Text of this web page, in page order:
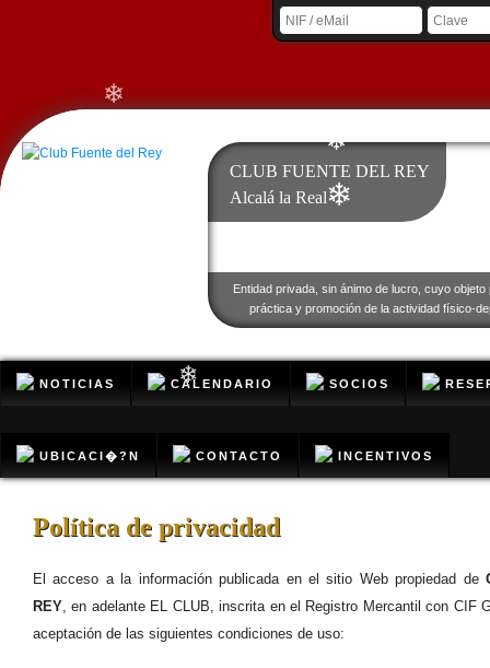
CLUB FUENTE DEL REY
Alcalá la Real
Entidad privada, sin ánimo de lucro, cuyo objeto
práctica y promoción de la actividad físico-
NOTICIAS CALENDARIO SOCIOS
UBICACI�?N CONTACTO INCENTIVOS
Política de privacidad
El acceso a la información publicada en el sitio Web propiedad de
REY, en adelante EL CLUB, inscrita en el Registro Mercantil con CIF
aceptación de las siguientes condiciones de uso:
❄
❄
❄